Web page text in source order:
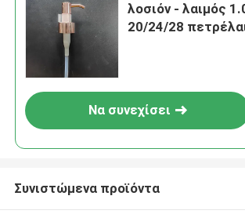
λοσιόν - λαιμός
20/24/28
Να συνεχίσει
Συνιστώμενα προϊόντα